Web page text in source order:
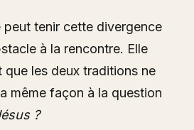
peut tenir cette divergence
à la rencontre. Elle
que les deux traditions ne
même façon à la question
?